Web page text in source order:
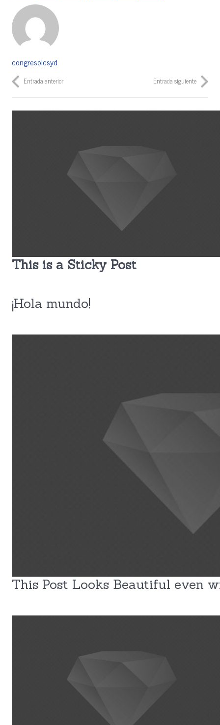
congresoicsyd
Entrada anterior Entrada siguiente
This is a Sticky Post
¡Hola mundo!
This Post Looks Beautiful even